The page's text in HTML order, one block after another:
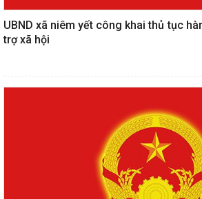
UBND xã niêm yết công khai thủ tục
trợ xã hội